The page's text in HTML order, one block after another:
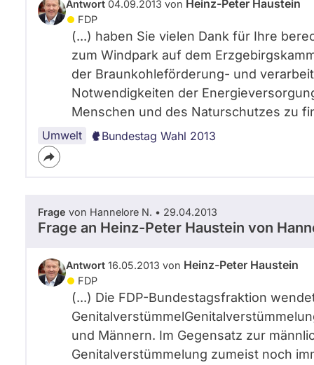
Antwort 04.09.2013 von Heinz-Peter Haustein
FDP
(...) haben Sie vielen Dank für Ihre
zum Windpark auf dem
der Braunkohleförderung- und
Notwendigkeiten der
Menschen und des Naturschutzes zu
Umwelt Bundestag Wahl 2013
Frage von Hannelore N. • 29.04.2013
Frage an Heinz-Peter Haustein von
Antwort 16.05.2013 von Heinz-Peter Haustein
FDP
(...) Die FDP-Bundestagsfraktion
und Männern. Im Gegensatz zur
Genitalverstümmelung zumeist noch